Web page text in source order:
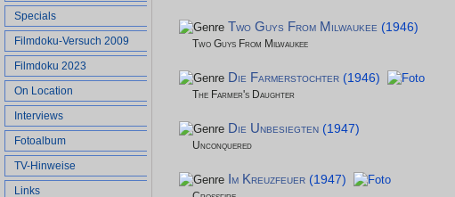
Specials
Filmdoku-Versuch 2009
Filmdoku 2023
On Location
Interviews
Fotoalbum
TV-Hinweise
Links
Two Guys From Milwaukee (1946)
Two Guys From Milwaukee
Die Farmerstochter (1946)
The Farmer's Daughter
Die Unbesiegten (1947)
Unconquered
Im Kreuzfeuer (1947)